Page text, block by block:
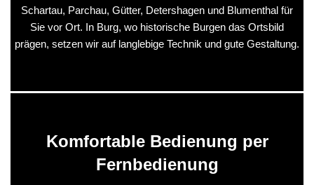
Schartau, Parchau, Gütter, Detershagen und Blumenthal für
Sie vor Ort. In Burg, wo historische Burgen das Ortsbild
prägen, setzen wir auf langlebige Technik und gute Gestaltung.
Komfortable Bedienung per
Fernbedienung